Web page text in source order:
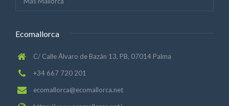
Ecomallorca
C/ Calle Álvaro de Bazán 13, PB, 07014 Palma
+34 667 720 201
ecomallorca@ecomallorca.net